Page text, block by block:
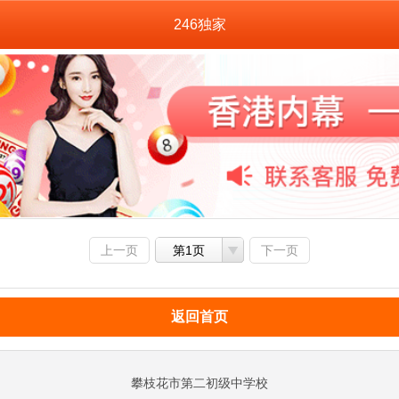
246独家
上一页 第1页 下一页
返回首页
攀枝花市第二初级中学校